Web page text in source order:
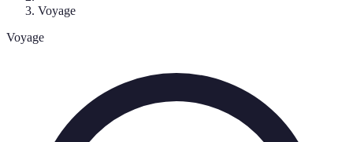
Voyage
Voyage